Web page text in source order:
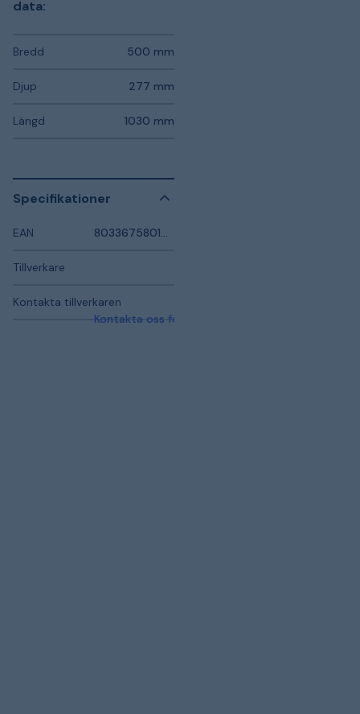
data:
Bredd 500 mm
Djup 277 mm
Längd 1030 mm
Specifikationer
EAN 8033675801407
Tillverkare
Kontakta tillverkaren
Kontakta oss för mer information